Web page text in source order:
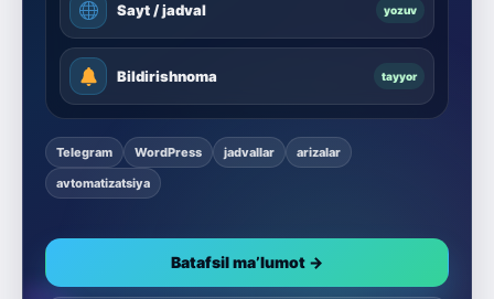
Sayt / jadval yozuv
Bildirishnoma tayyor
Telegram WordPress jadvallar
arizalar
avtomatizatsiya
Batafsil ma’lumot →